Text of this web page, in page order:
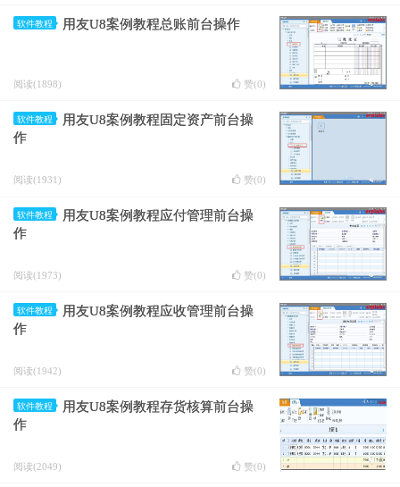
软件教程 用友U8案例教程总账前台操作
阅读(1898) 赞(0)
软件教程
用友U8案例教程固定资产前台操
作
阅读(1931) 赞(0)
软件教程
用友U8案例教程应付管理前台操
作
阅读(1973) 赞(0)
软件教程
用友U8案例教程应收管理前台操
作
阅读(1942) 赞(0)
软件教程
用友U8案例教程存货核算前台操
作
阅读(2049) 赞(0)